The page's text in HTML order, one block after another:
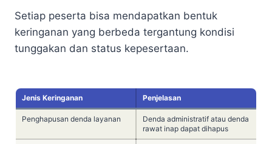
Setiap peserta bisa mendapatkan bentuk
keringanan yang berbeda tergantung kondisi
tunggakan dan status kepesertaan.
Jenis Keringanan Penjelasan
Penghapusan denda layanan
Denda administratif atau denda
rawat inap dapat dihapus